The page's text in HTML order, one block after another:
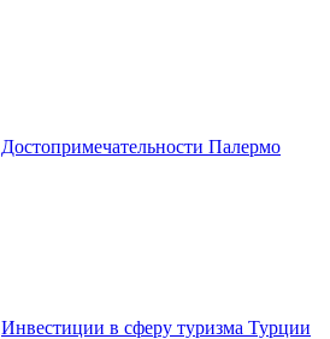
Достопримечательности Палермо
Инвестиции в сферу туризма Турции